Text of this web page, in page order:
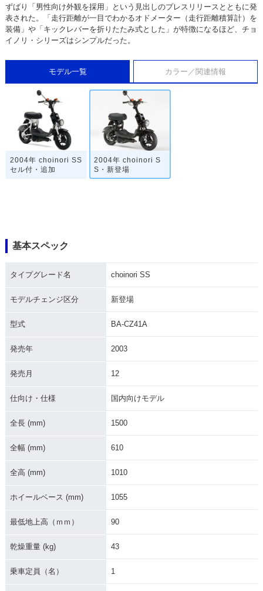
ずばり「男性向け外観を採用」という見出しのプレスリリースとともに発
表された。「走行距離が一目でわかるオドメーター（走行距離積算計）を
装備」や「キックレバーを折りたたみ式とした」が特徴になるほど、チョ
イノリ・シリーズはシンプルだった。
モデル一覧 カラー／関連情報
2004年 choinori SS
セル付・追加
2004年 choinori S
S・新登場
基本スペック
タイプグレード名 choinori SS
モデルチェンジ区分 新登場
型式 BA-CZ41A
発売年 2003
発売月 12
仕向け・仕様 国内向けモデル
全長 (mm) 1500
全幅 (mm) 610
全高 (mm) 1010
ホイールベース (mm) 1055
最低地上高（ｍｍ） 90
乾燥重量 (kg) 43
乗車定員（名） 1